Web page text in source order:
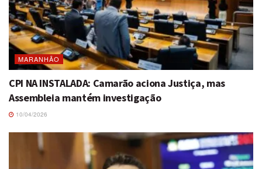
MARANHÃO
CPI NA INSTALADA: Camarão aciona Justiça, mas
Assembleia mantém investigação
10/04/2026